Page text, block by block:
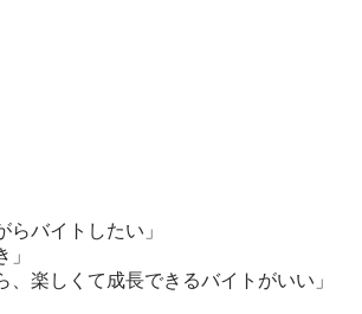
らバイトしたい」
」
、楽しくて成長できるバイトがいい」